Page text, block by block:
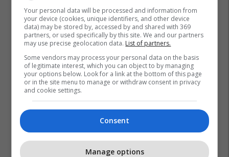
Your personal data will be processed and information from
your device (cookies, unique identifiers, and other device
data) may be stored by, accessed by and shared with 369
partners, or used specifically by this site. We and our partners
may use precise geolocation data. List of partners.
Some vendors may process your personal data on the basis
of legitimate interest, which you can object to by managing
your options below. Look for a link at the bottom of this page
or in the site menu to manage or withdraw consent in privacy
and cookie settings.
Consent
Manage options